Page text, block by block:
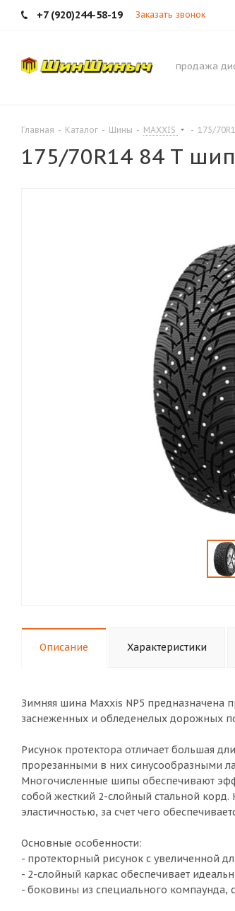
+7 (920)244-58-19 Заказать звонок
продажа
Главная - Каталог - Шины - MAXXIS - 175/
175/70R14 84 T
Описание Характеристики
Зимняя шина Maxxis NP5 предназначена
заснеженных и обледенелых дорожных
Рисунок протектора отличает большая
прорезанными в них синусообразными
Многочисленные шипы обеспечивают
собой жесткий 2-слойный стальной
эластичностью, за счет чего
Основные особенности:
- протекторный рисунок с увеличенной
- 2-слойный каркас обеспечивает
- боковины из специального